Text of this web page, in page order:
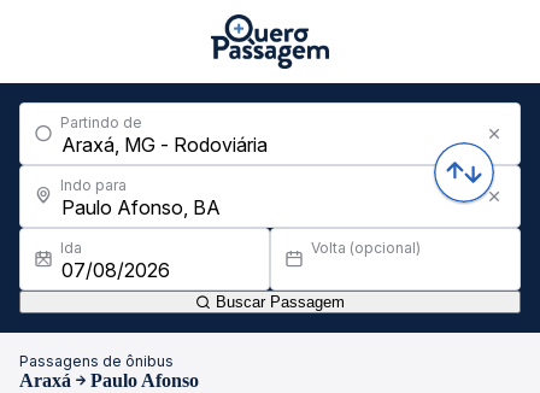
Partindo de
Indo para
Ida Volta (opcional)
Buscar Passagem
Passagens de ônibus
Araxá Paulo Afonso